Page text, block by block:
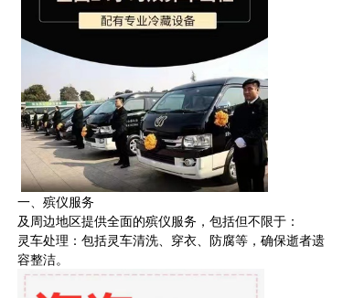
一、殡仪服务
及周边地区提供全面的殡仪服务，包括但不限于：
灵车处理：包括灵车清洗、穿衣、防腐等，确保逝者遗
容整洁。